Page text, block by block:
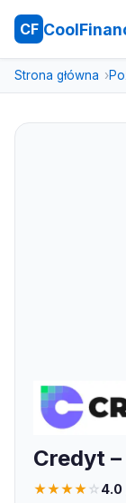
CF
Strona główna
Credyt
★★★★☆4.0